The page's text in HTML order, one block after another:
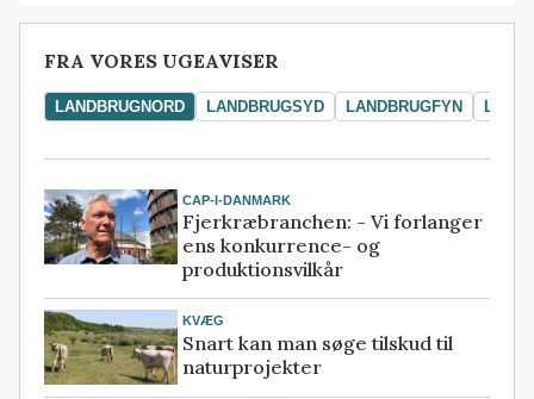
FRA VORES UGEAVISER
LANDBRUGNORD LANDBRUGSYD LANDBRUGFYN
CAP-I-DANMARK
Fjerkræbranchen: - Vi forlanger
ens konkurrence- og
produktionsvilkår
KVÆG
Snart kan man søge tilskud til
naturprojekter